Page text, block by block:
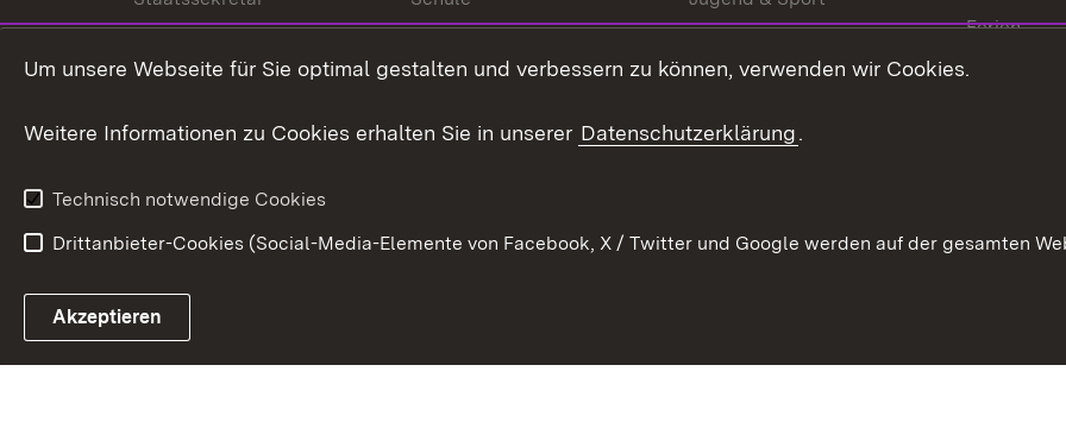
Anfahrt und Kontakt
Ferien
Stellen
Link zum Landesportal
Um unsere Webseite für Sie optimal gestalten und verbessern zu können, verwenden wir Cookies.
Weitere Informationen zu Cookies erhalten Sie in unserer Datenschutzerklärung.
Technisch notwendige Cookies
Drittanbieter-Cookies (Social-Media-Elemente von Facebook, X / Twitter und Google werden auf der gesamten
Akzeptieren